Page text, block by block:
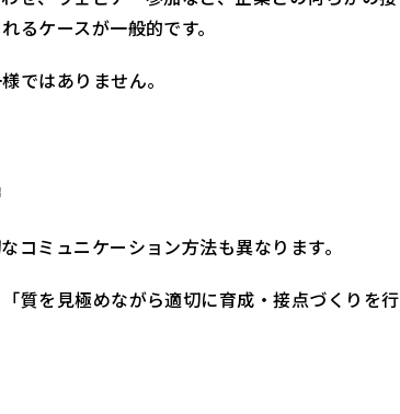
ーム前対応が次の一手
るケースが一般的です。
ではありません。
コミュニケーション方法も異なります。
質を見極めながら適切に育成・接点づくりを行